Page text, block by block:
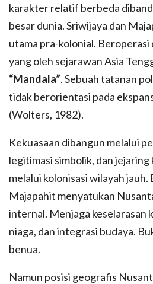
karakter relatif berbeda
besar dunia. Sriwijaya dan
utama pra-kolonial. Beroperasi
yang oleh sejarawan Asia
“Mandala”. Sebuah tatanan
tidak berorientasi pada
(Wolters, 1982).
Kekuasaan dibangun melalui
legitimasi simbolik, dan jejaring
melalui kolonisasi wilayah jauh.
Majapahit menyatukan
internal. Menjaga keselarasan
niaga, dan integrasi budaya.
benua.
Namun posisi geografis